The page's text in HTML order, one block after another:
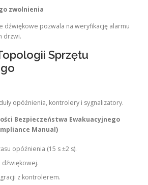
zwolnienia
dźwiękowe pozwala na weryfikację alarmu
drzwi.
Sprzętu
opóźnienia, kontrolery i sygnalizatory.
Bezpieczeństwa Ewakuacyjnego
Manual)
opóźnienia (15 s ±2 s).
dźwiękowej.
z kontrolerem.